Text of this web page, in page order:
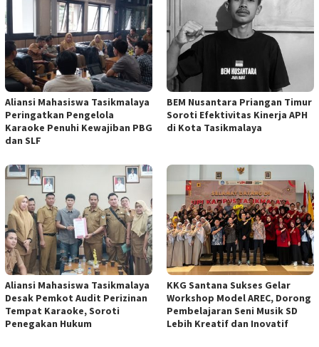
Aliansi Mahasiswa Tasikmalaya
Peringatkan Pengelola
Karaoke Penuhi Kewajiban PBG
dan SLF
BEM Nusantara Priangan Timur
Soroti Efektivitas Kinerja APH
di Kota Tasikmalaya
Aliansi Mahasiswa Tasikmalaya
Desak Pemkot Audit Perizinan
Tempat Karaoke, Soroti
Penegakan Hukum
KKG Santana Sukses Gelar
Workshop Model AREC, Dorong
Pembelajaran Seni Musik SD
Lebih Kreatif dan Inovatif